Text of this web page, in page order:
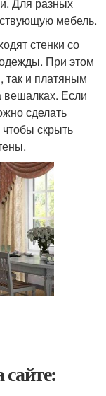
Для разных
мебель.
стенки со
При этом
и платяным
вешалках. Если
сделать
скрыть